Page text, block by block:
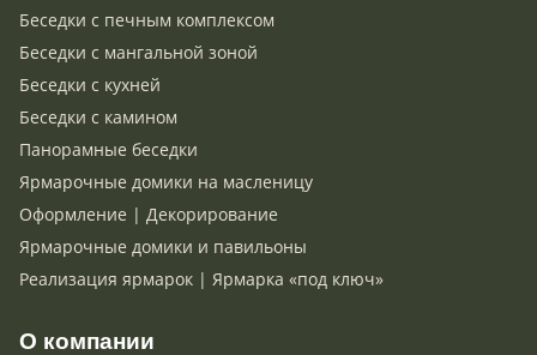
Беседки с печным комплексом
Беседки с мангальной зоной
Беседки с кухней
Беседки с камином
Панорамные беседки
Ярмарочные домики на масленицу
Оформление | Декорирование
Ярмарочные домики и павильоны
Реализация ярмарок | Ярмарка «под ключ»
О компании